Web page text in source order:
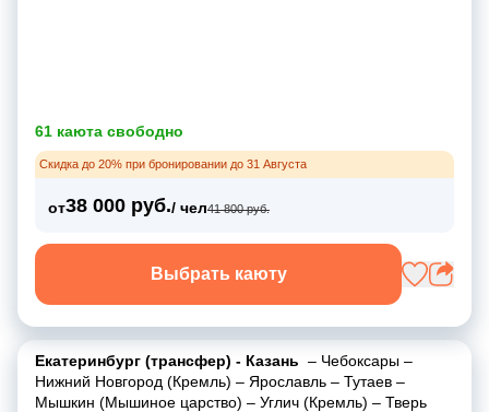
61 каюта свободно
Скидка до 20% при бронировании до 31 Августа
от38 000 руб./ чел41 800 руб.
Выбрать каюту
Екатеринбург (трансфер) - Казань – Чебоксары –
Нижний Новгород (Кремль) – Ярославль – Тутаев –
Мышкин (Мышиное царство) – Углич (Кремль) – Тверь